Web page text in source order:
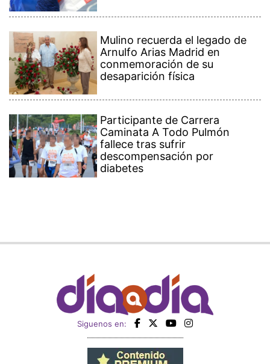
Mulino recuerda el legado de
Arnulfo Arias Madrid en
conmemoración de su
desaparición física
Participante de Carrera
Caminata A Todo Pulmón
fallece tras sufrir
descompensación por
diabetes
Siguenos en: